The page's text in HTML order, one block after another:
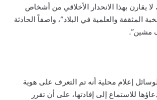
يقارن بهذا الانحدار الأخلاقي من أشخاص
المثقفة والعلمية في البلاد”، واصفاً الحادثة
مشين”.
إعلام محلية أنه تم التعرف على هوية
للاستماع إلى إفادتها، على أن تقرر